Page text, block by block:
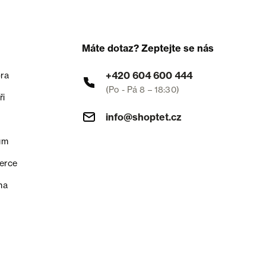
Máte dotaz? Zeptejte se nás
+420 604 600 444
(Po - Pá 8 – 18:30)
info@shoptet.cz